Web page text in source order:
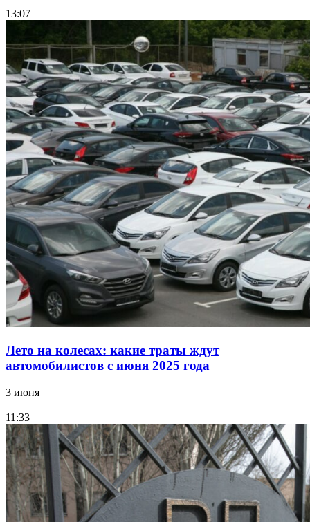
13:07
Лето на колесах: какие траты ждут
автомобилистов с июня 2025 года
3 июня
11:33